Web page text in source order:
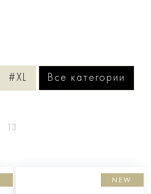
#XL Все категории
13
NEW